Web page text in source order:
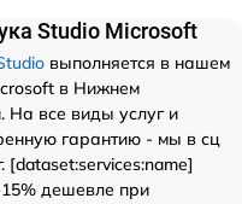
Studio Microsoft
выполняется в нашем
в Нижнем
На все виды услуг и
гарантию - мы в сц
[dataset:services:name]
15% дешевле при